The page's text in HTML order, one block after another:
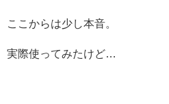
ここからは少し本音。
実際使ってみたけど…